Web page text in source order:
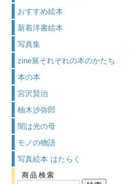
おすすめ絵本
新着洋書絵本
写真集
zine展それぞれの本のかたち
本の本
宮沢賢治
柚木沙弥郎
闇は光の母
モノの物語
写真絵本 はたらく
商品検索